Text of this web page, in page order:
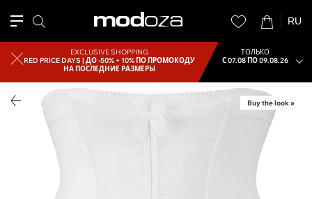
RU
EXCLUSIVE SHOPPING
RED PRICE DAYS |ДО -50% + 10% ПО ПРОМОКОДУ
НА ПОСЛЕДНИЕ РАЗМЕРЫ
ТОЛЬКО
С 07.08 ПО 09.08.26
Buy the look »